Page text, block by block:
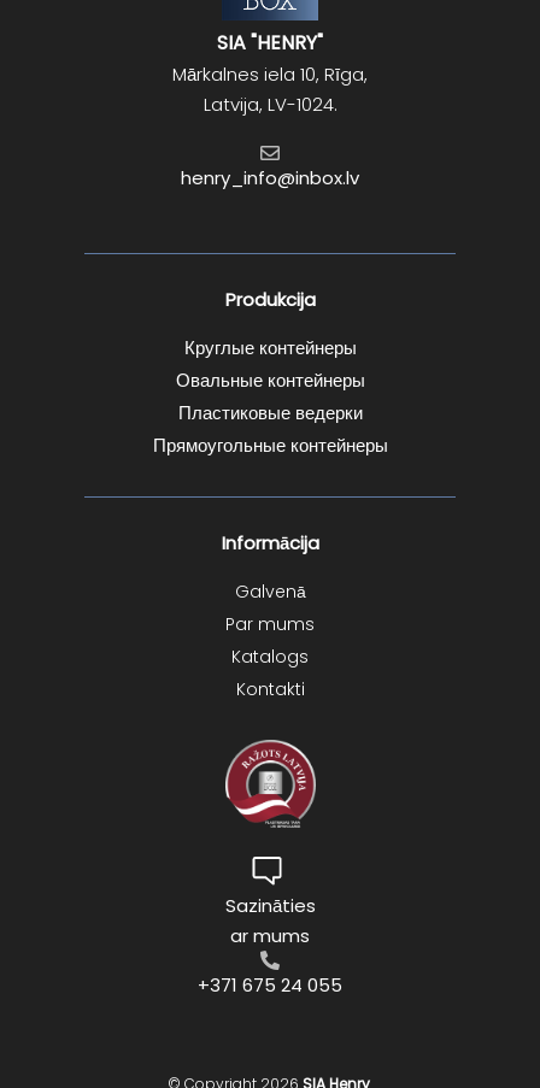
SIA "HENRY"
Mārkalnes iela 10, Rīga,
Latvija, LV-1024.
henry_info@inbox.lv
Produkcija
Круглые контейнеры
Овальные контейнеры
Пластиковые ведерки
Прямоугольные контейнеры
Informācija
Galvenā
Par mums
Katalogs
Kontakti
Sazināties
ar mums
+371 675 24 055
© Copyright 2026 SIA Henry